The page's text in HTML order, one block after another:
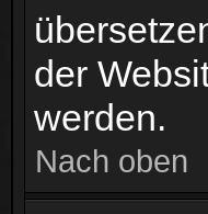
der
werden.
Nach oben